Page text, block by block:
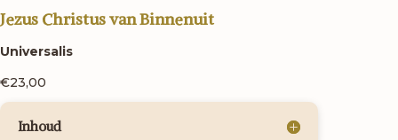
Jezus Christus van Binnenuit
Universalis
€23,00
Inhoud